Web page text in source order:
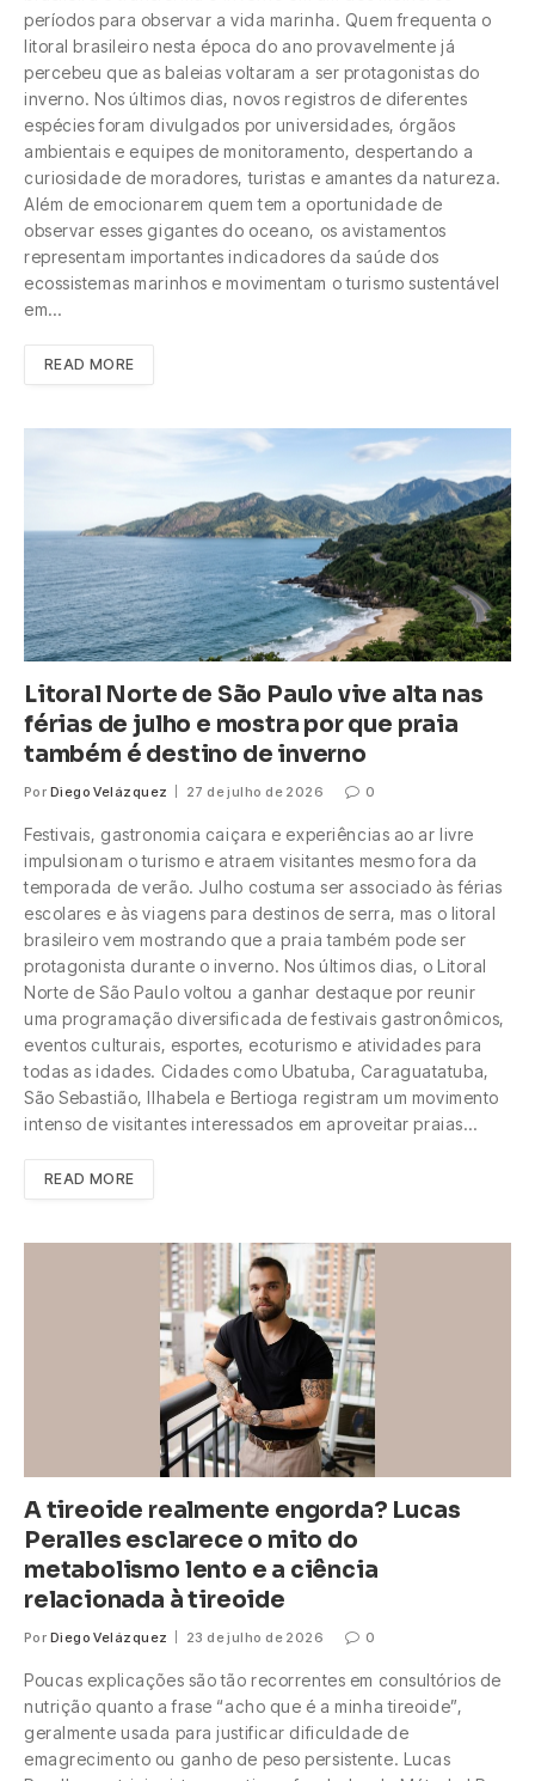
períodos para observar a vida marinha. Quem frequenta o
litoral brasileiro nesta época do ano provavelmente já
percebeu que as baleias voltaram a ser protagonistas do
inverno. Nos últimos dias, novos registros de diferentes
espécies foram divulgados por universidades, órgãos
ambientais e equipes de monitoramento, despertando a
curiosidade de moradores, turistas e amantes da natureza.
Além de emocionarem quem tem a oportunidade de
observar esses gigantes do oceano, os avistamentos
representam importantes indicadores da saúde dos
ecossistemas marinhos e movimentam o turismo sustentável
em…
READ MORE
Litoral Norte de São Paulo vive alta nas
férias de julho e mostra por que praia
também é destino de inverno
Por Diego Velázquez 27 de julho de 2026 0
Festivais, gastronomia caiçara e experiências ao ar livre
impulsionam o turismo e atraem visitantes mesmo fora da
temporada de verão. Julho costuma ser associado às férias
escolares e às viagens para destinos de serra, mas o litoral
brasileiro vem mostrando que a praia também pode ser
protagonista durante o inverno. Nos últimos dias, o Litoral
Norte de São Paulo voltou a ganhar destaque por reunir
uma programação diversificada de festivais gastronômicos,
eventos culturais, esportes, ecoturismo e atividades para
todas as idades. Cidades como Ubatuba, Caraguatatuba,
São Sebastião, Ilhabela e Bertioga registram um movimento
intenso de visitantes interessados em aproveitar praias…
READ MORE
A tireoide realmente engorda? Lucas
Peralles esclarece o mito do
metabolismo lento e a ciência
relacionada à tireoide
Por Diego Velázquez 23 de julho de 2026 0
Poucas explicações são tão recorrentes em consultórios de
nutrição quanto a frase “acho que é a minha tireoide”,
geralmente usada para justificar dificuldade de
emagrecimento ou ganho de peso persistente. Lucas